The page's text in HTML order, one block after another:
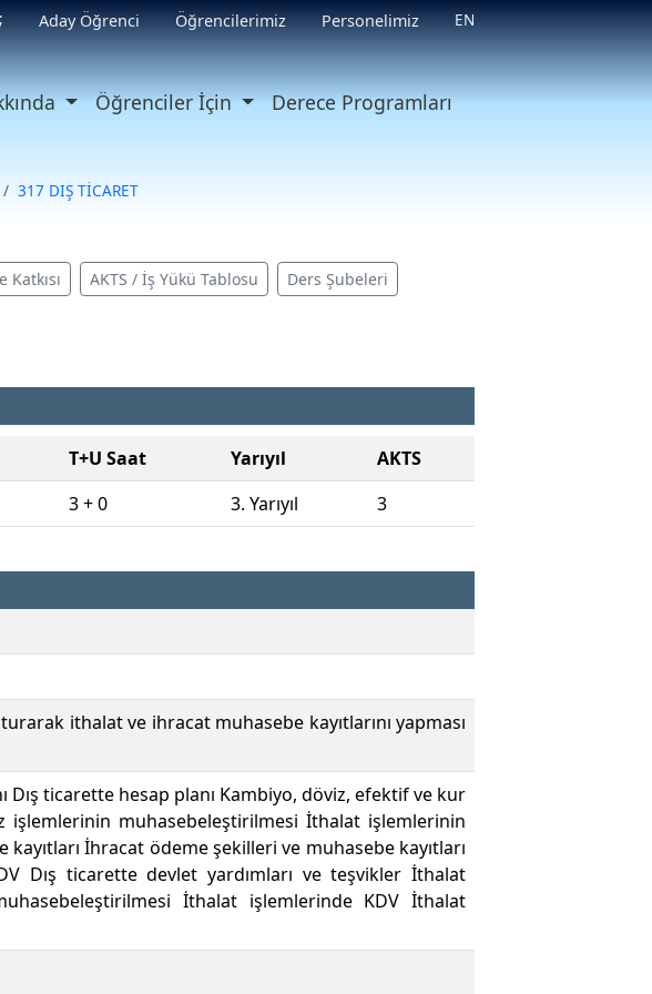
Aday Öğrenci Öğrencilerimiz Personelimiz EN
Öğrenciler İçin Derece Programları
317 DIŞ TİCARET
AKTS / İş Yükü Tablosu Ders Şubeleri
T+U Saat Yarıyıl
AKTS
3 + 0 3. Yarıyıl 3
ithalat ve ihracat muhasebe kayıtlarını yapması
ticarette hesap planı Kambiyo, döviz, efektif ve kur
işlemlerinin muhasebeleştirilmesi İthalat işlemlerinin
İhracat ödeme şekilleri ve muhasebe kayıtları
Dış ticarette devlet yardımları ve teşvikler İthalat
İthalat işlemlerinde KDV İthalat